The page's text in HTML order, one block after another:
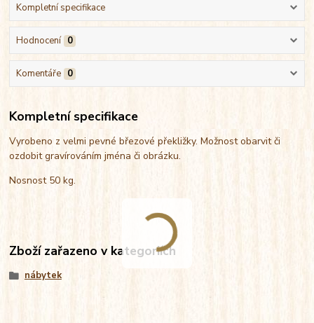
Kompletní specifikace
Hodnocení 0
Komentáře 0
Kompletní specifikace
Vyrobeno z velmi pevné březové překližky. Možnost obarvit či
ozdobit gravírováním jména či obrázku.
Nosnost 50 kg.
Zboží zařazeno v kategoriích
nábytek